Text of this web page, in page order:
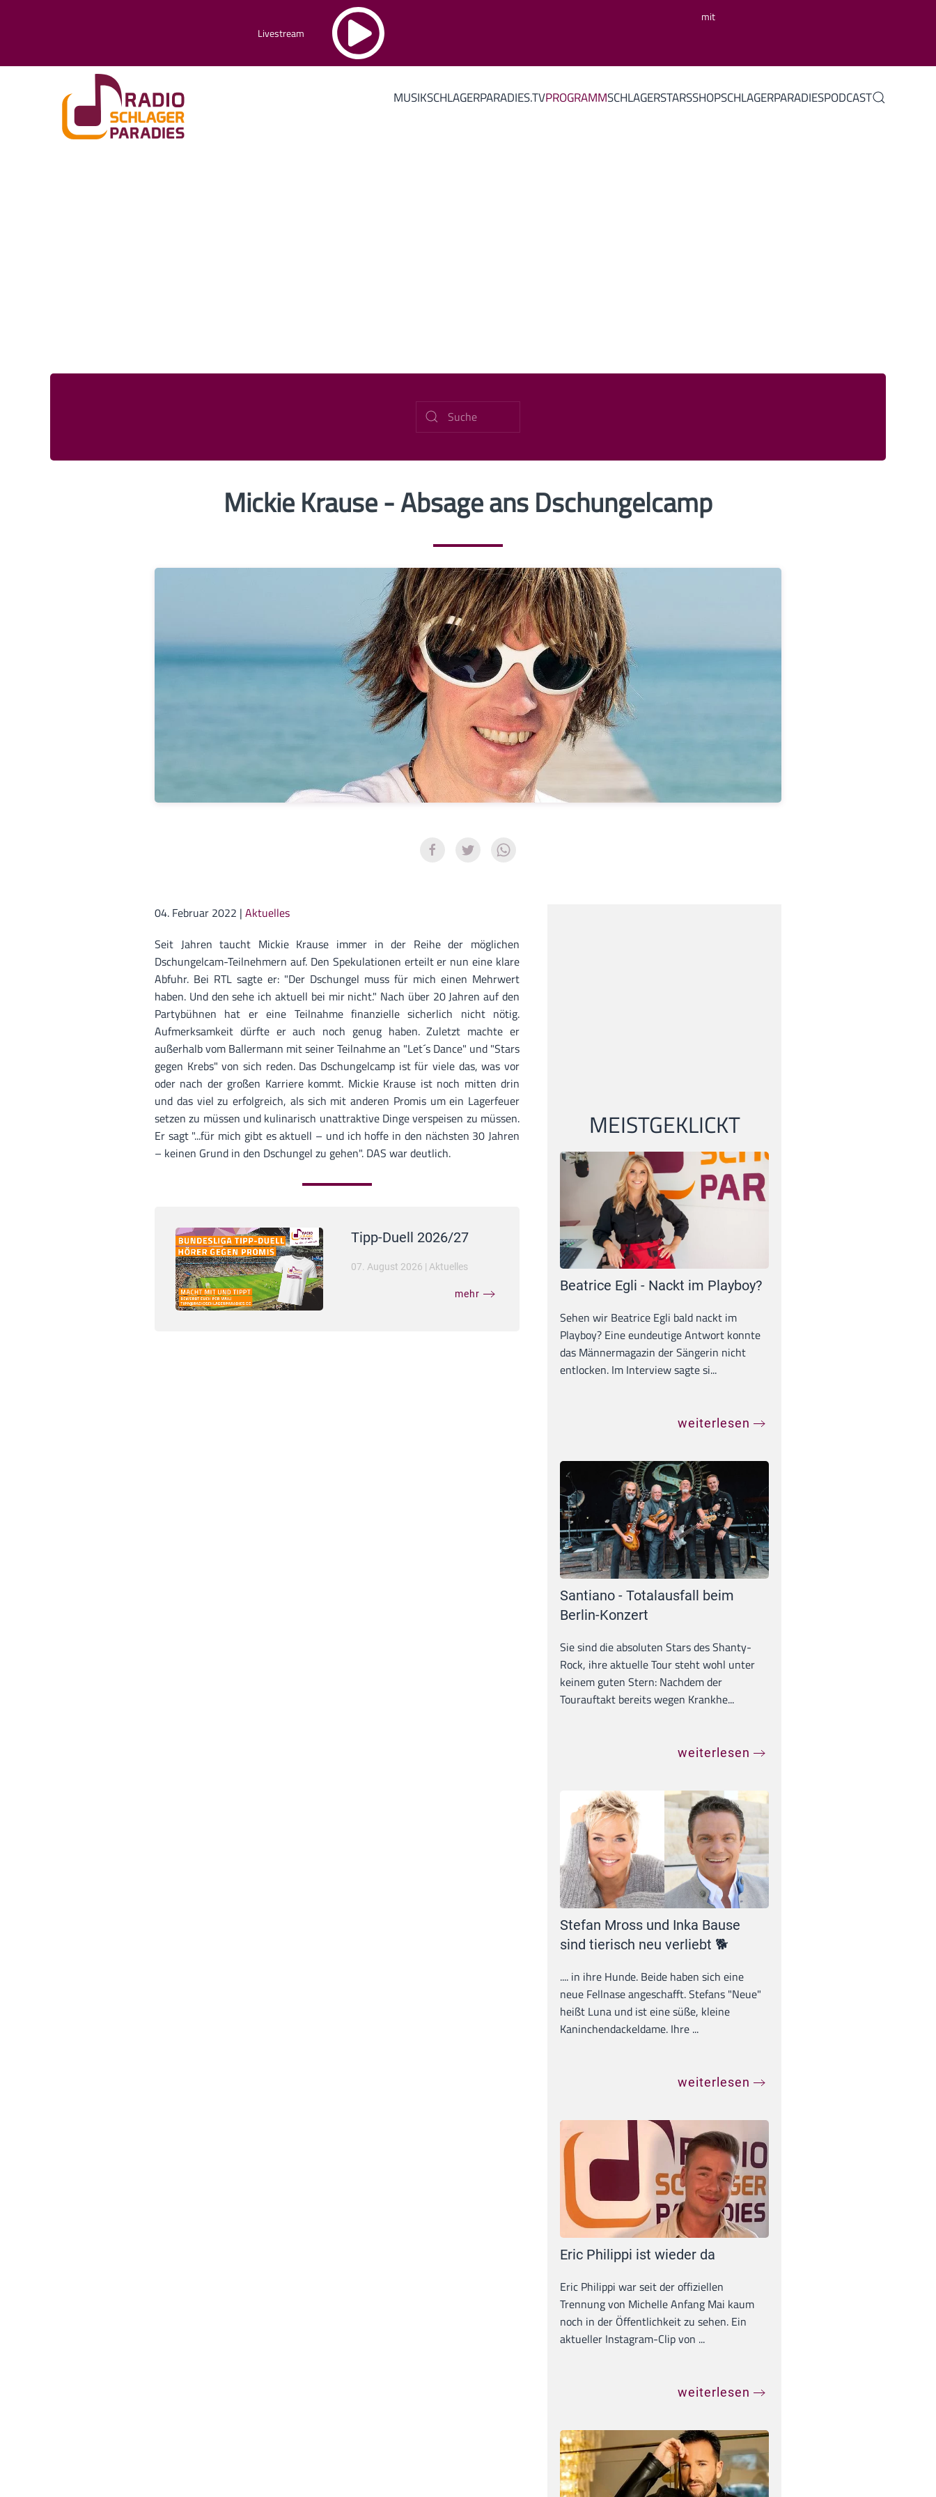
Livestream
mit
MUSIKSCHLAGERPARADIES.TVPROGRAMMSCHLAGERSTARSSHOPSCHLAGERPARADIESPODCAST
Mickie Krause - Absage ans Dschungelcamp
04. Februar 2022 | Aktuelles
Seit Jahren taucht Mickie Krause immer in der Reihe der möglichen
Dschungelcam-Teilnehmern auf. Den Spekulationen erteilt er nun eine klare
Abfuhr. Bei RTL sagte er: "Der Dschungel muss für mich einen Mehrwert
haben. Und den sehe ich aktuell bei mir nicht." Nach über 20 Jahren auf den
Partybühnen hat er eine Teilnahme finanzielle sicherlich nicht nötig.
Aufmerksamkeit dürfte er auch noch genug haben. Zuletzt machte er
außerhalb vom Ballermann mit seiner Teilnahme an "Let´s Dance" und "Stars
gegen Krebs" von sich reden. Das Dschungelcamp ist für viele das, was vor
oder nach der großen Karriere kommt. Mickie Krause ist noch mitten drin
und das viel zu erfolgreich, als sich mit anderen Promis um ein Lagerfeuer
setzen zu müssen und kulinarisch unattraktive Dinge verspeisen zu müssen.
Er sagt "...für mich gibt es aktuell – und ich hoffe in den nächsten 30 Jahren
– keinen Grund in den Dschungel zu gehen". DAS war deutlich.
Tipp-Duell 2026/27
07. August 2026 | Aktuelles
mehr
MEISTGEKLICKT
Beatrice Egli - Nackt im Playboy?
Sehen wir Beatrice Egli bald nackt im
Playboy? Eine eundeutige Antwort konnte
das Männermagazin der Sängerin nicht
entlocken. Im Interview sagte si...
weiterlesen
Santiano - Totalausfall beim
Berlin-Konzert
Sie sind die absoluten Stars des Shanty-
Rock, ihre aktuelle Tour steht wohl unter
keinem guten Stern: Nachdem der
Tourauftakt bereits wegen Krankhe...
weiterlesen
Stefan Mross und Inka Bause
sind tierisch neu verliebt 🐕
.... in ihre Hunde. Beide haben sich eine
neue Fellnase angeschafft. Stefans "Neue"
heißt Luna und ist eine süße, kleine
Kaninchendackeldame. Ihre ...
weiterlesen
Eric Philippi ist wieder da
Eric Philippi war seit der offiziellen
Trennung von Michelle Anfang Mai kaum
noch in der Öffentlichkeit zu sehen. Ein
aktueller Instagram-Clip von ...
weiterlesen